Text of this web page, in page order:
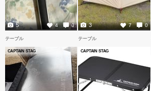
4 0
5 7 0
3
テーブル
CAPTAIN STAG
テーブル
CAPTAIN STAG